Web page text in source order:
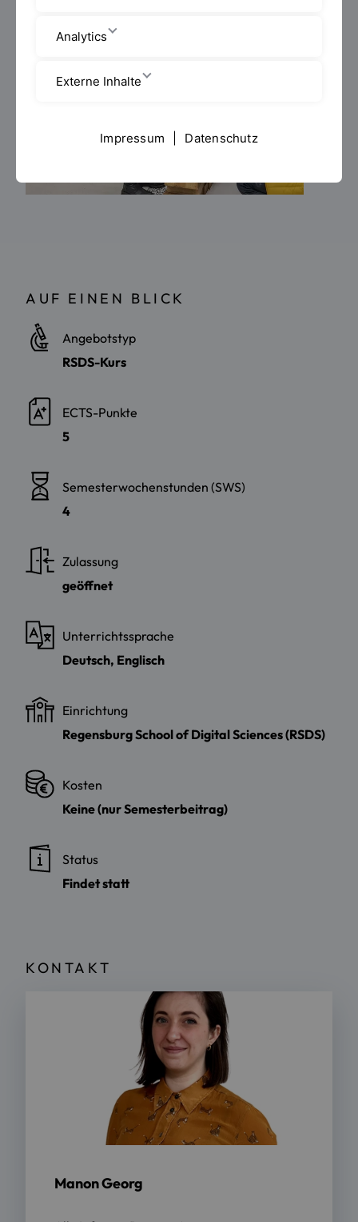
AUF EINEN BLICK
Angebotstyp
RSDS-Kurs
ECTS-Punkte
5
Semesterwochenstunden (SWS)
4
Zulassung
geöffnet
Unterrichtssprache
Deutsch, Englisch
Einrichtung
Regensburg School of Digital Sciences (RSDS)
Kosten
Keine (nur Semesterbeitrag)
Status
Findet statt
KONTAKT
Manon Georg
Analytics
Externe Inhalte
Impressum Datenschutz